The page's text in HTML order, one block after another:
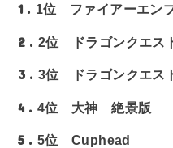
1 1位 ファイアーエン
2 2位 ドラゴンクエス
3 3位 ドラゴンクエス
4 4位 大神 絶景版
5 5位 Cuphead